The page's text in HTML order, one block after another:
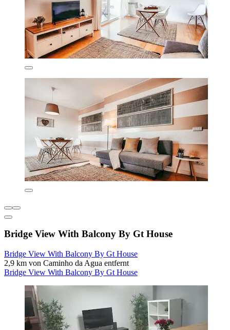
Bridge View With Balcony By Gt House
Bridge View With Balcony By Gt House
2,9 km von Caminho da Agua entfernt
Bridge View With Balcony By Gt House